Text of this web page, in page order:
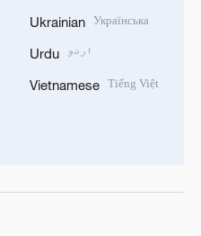
Ukrainian Українська
Urdu اردو
Vietnamese Tiếng Việt